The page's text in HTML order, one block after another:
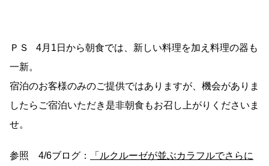
ＰＳ 4月1日から朝食では、新しい料理を加え料理の器も
一新。
宿泊のお客様のみのご提供ではありますが、機会がありま
したらご宿泊いただき是非朝食もお召し上がりくださいま
せ。
参照 4/6ブログ：
「ルクルーゼが並ぶカラフルでさらに